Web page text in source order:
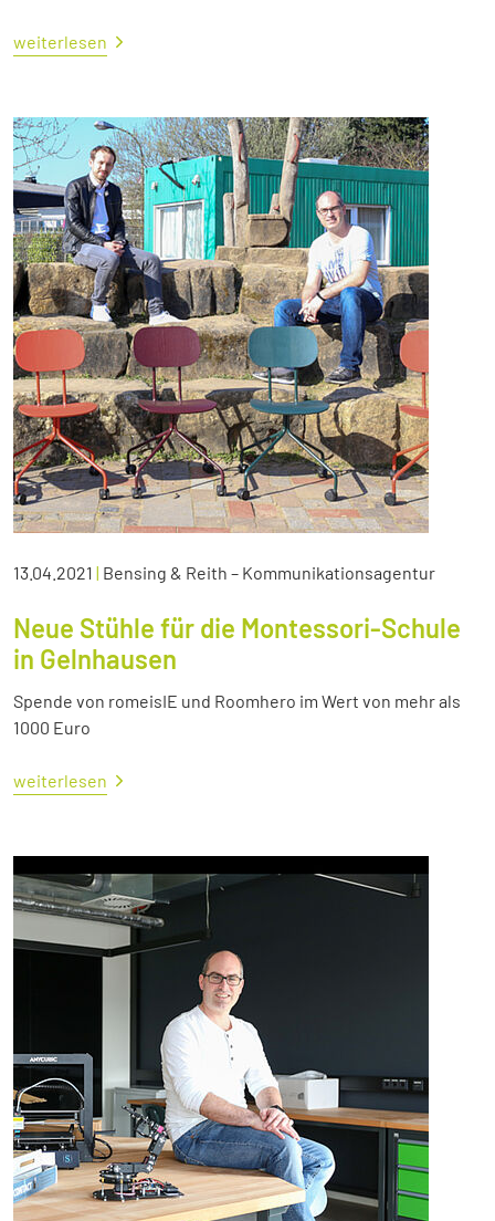
weiterlesen
13.04.2021 | Bensing & Reith – Kommunikationsagentur
Neue Stühle für die Montessori-Schule
in Gelnhausen
Spende von romeisIE und Roomhero im Wert von mehr als
1000 Euro
weiterlesen